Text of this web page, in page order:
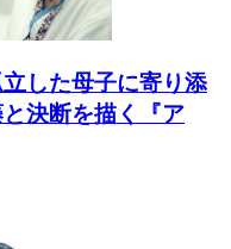
立した母子に寄り添
決断を描く『ア